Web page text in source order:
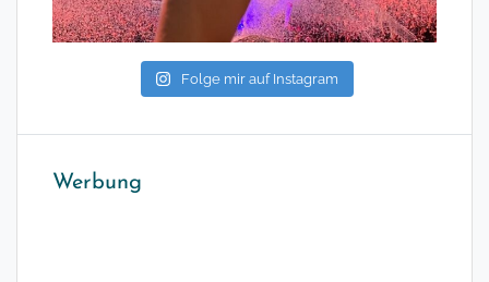
Folge mir auf Instagram
Werbung